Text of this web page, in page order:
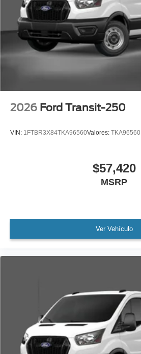
2026 Ford Transit-250
VIN: 1FTBR3X84TKA96560Valores: TKA96560
$57,420
MSRP
Ver Vehículo